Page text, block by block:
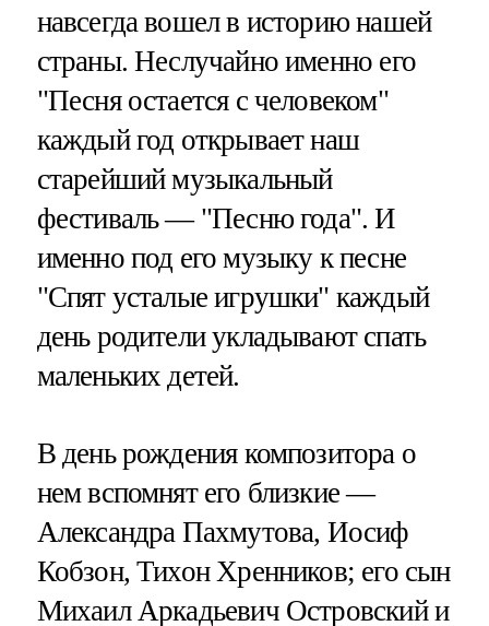
навсегда вошел в историю нашей
страны. Неслучайно именно его
"Песня остается с человеком"
каждый год открывает наш
старейший музыкальный
фестиваль — "Песню года". И
именно под его музыку к песне
"Спят усталые игрушки" каждый
день родители укладывают спать
маленьких детей.
В день рождения композитора о
нем вспомнят его близкие —
Александра Пахмутова, Иосиф
Кобзон, Тихон Хренников; его сын
Михаил Аркадьевич Островский и